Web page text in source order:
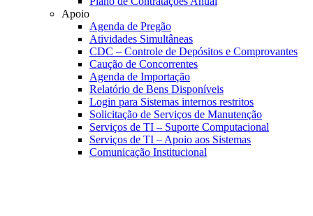
Apoio
Agenda de Pregão
Atividades Simultâneas
CDC – Controle de Depósitos e Comprovantes
Caução de Concorrentes
Agenda de Importação
Relatório de Bens Disponíveis
Login para Sistemas internos restritos
Solicitação de Serviços de Manutenção
Serviços de TI – Suporte Computacional
Serviços de TI – Apoio aos Sistemas
Comunicação Institucional